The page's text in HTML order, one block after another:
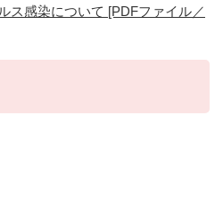
ス感染について [PDFファイル／